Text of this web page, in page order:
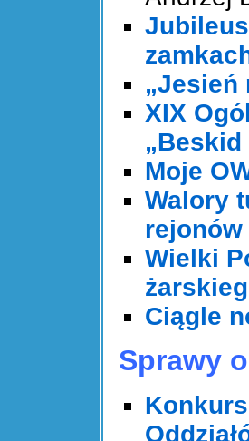
„Jesień
XIX
Moje
Walory
Wielki
Ciągle
Sprawy